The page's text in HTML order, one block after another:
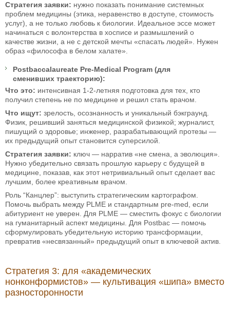
Стратегия заявки: нужно показать понимание системных
проблем медицины (этика, неравенство в доступе, стоимость
услуг), а не только любовь к биологии. Идеальное эссе может
начинаться с волонтерства в хосписе и размышлений о
качестве жизни, а не с детской мечты «спасать людей». Нужен
образ «философа в белом халате».
Postbaccalaureate Pre-Medical Program (для
сменивших траекторию):
Что это: интенсивная 1-2-летняя подготовка для тех, кто
получил степень не по медицине и решил стать врачом.
Что ищут: зрелость, осознанность и уникальный бэкграунд.
Физик, решивший заняться медицинской физикой; журналист,
пишущий о здоровье; инженер, разрабатывающий протезы —
их предыдущий опыт становится суперсилой.
Стратегия заявки: ключ — нарратив «не смена, а эволюция».
Нужно убедительно связать прошлую карьеру с будущей в
медицине, показав, как этот нетривиальный опыт сделает вас
лучшим, более креативным врачом.
Роль “Канцлер”: выступить стратегическим картографом.
Помочь выбрать между PLME и стандартным pre-med, если
абитуриент не уверен. Для PLME — сместить фокус с биологии
на гуманитарный аспект медицины. Для Postbac — помочь
сформулировать убедительную историю трансформации,
превратив «несвязанный» предыдущий опыт в ключевой актив.
Стратегия 3: для «академических
нонконформистов» — культивация «шипа» вместо
разносторонности